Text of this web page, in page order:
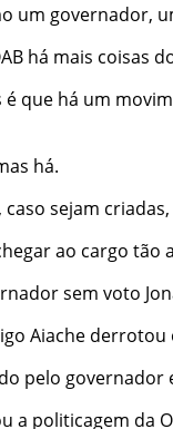
um governador,
há mais coisas
é que há um
há.
caso sejam criadas,
ao cargo tão
sem voto
Aiache
pelo
a politicagem da